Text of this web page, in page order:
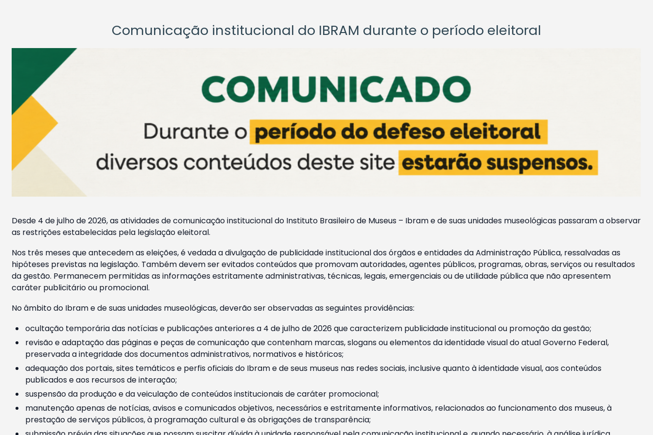
Comunicação institucional do IBRAM durante o período eleitoral
Desde 4 de julho de 2026, as atividades de comunicação institucional do Instituto Brasileiro de Museus – Ibram e de suas unidades museológicas passaram a observar
as restrições estabelecidas pela legislação eleitoral.
Nos três meses que antecedem as eleições, é vedada a divulgação de publicidade institucional dos órgãos e entidades da Administração Pública, ressalvadas as
hipóteses previstas na legislação. Também devem ser evitados conteúdos que promovam autoridades, agentes públicos, programas, obras, serviços ou resultados
da gestão. Permanecem permitidas as informações estritamente administrativas, técnicas, legais, emergenciais ou de utilidade pública que não apresentem
caráter publicitário ou promocional.
No âmbito do Ibram e de suas unidades museológicas, deverão ser observadas as seguintes providências:
ocultação temporária das notícias e publicações anteriores a 4 de julho de 2026 que caracterizem publicidade institucional ou promoção da gestão;
revisão e adaptação das páginas e peças de comunicação que contenham marcas, slogans ou elementos da identidade visual do atual Governo Federal,
preservada a integridade dos documentos administrativos, normativos e históricos;
adequação dos portais, sites temáticos e perfis oficiais do Ibram e de seus museus nas redes sociais, inclusive quanto à identidade visual, aos conteúdos
publicados e aos recursos de interação;
suspensão da produção e da veiculação de conteúdos institucionais de caráter promocional;
manutenção apenas de notícias, avisos e comunicados objetivos, necessários e estritamente informativos, relacionados ao funcionamento dos museus, à
prestação de serviços públicos, à programação cultural e às obrigações de transparência;